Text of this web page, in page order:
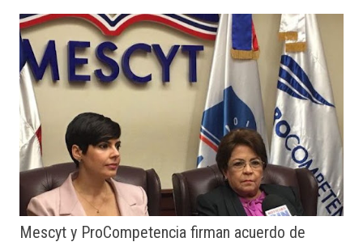
Mescyt y ProCompetencia firman acuerdo de